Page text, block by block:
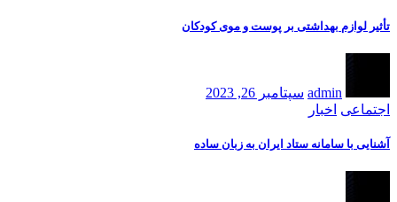
تأثیر لوازم بهداشتی بر پوست و موی کودکان
admin سپتامبر 26, 2023
اجتماعی اخبار
آشنایی با سامانه ستاد ایران به زبان ساده